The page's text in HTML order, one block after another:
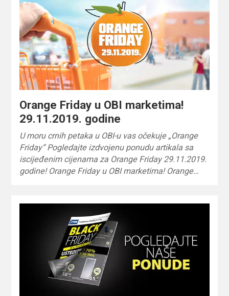
Orange Friday u OBI marketima!
29.11.2019. godine
U moru crnih petaka u OBI-u vas očekuje „Orange
Friday“ Pogledajte izdvojenu ponudu artikala sa
iscijeđenim cijenama za Orange Friday 29.11.2019.
godine! Orange Friday u OBI marketima! Orange…